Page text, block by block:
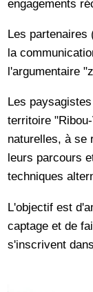
engagements
Les
la
l'argumentaire
Les
territoire
naturelles, à se
leurs parcours
techniques
L'objectif est
captage et de
s'inscrivent